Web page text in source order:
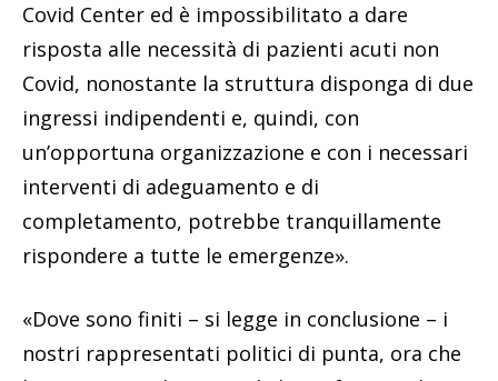
Covid Center ed è impossibilitato a dare
risposta alle necessità di pazienti acuti non
Covid, nonostante la struttura disponga di due
ingressi indipendenti e, quindi, con
un’opportuna organizzazione e con i necessari
interventi di adeguamento e di
completamento, potrebbe tranquillamente
rispondere a tutte le emergenze».
«Dove sono finiti – si legge in conclusione – i
nostri rappresentati politici di punta, ora che